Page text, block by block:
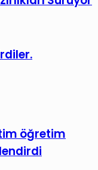
öğretim